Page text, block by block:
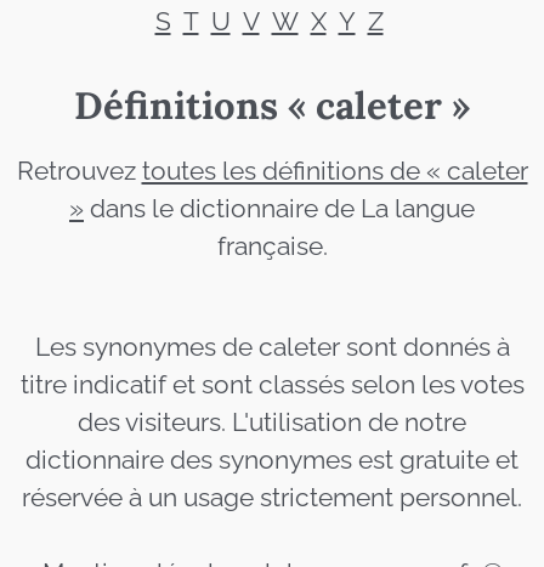
S T U V W X Y Z
Définitions « caleter »
Retrouvez toutes les définitions de « caleter
» dans le dictionnaire de La langue
française.
Les synonymes de caleter sont donnés à
titre indicatif et sont classés selon les votes
des visiteurs. L'utilisation de notre
dictionnaire des synonymes est gratuite et
réservée à un usage strictement personnel.